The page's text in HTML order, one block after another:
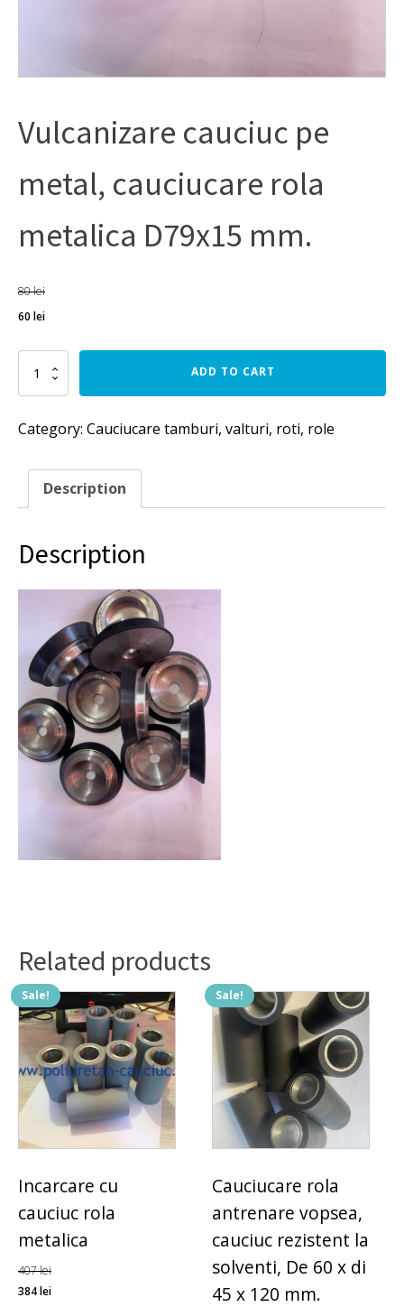
Vulcanizare cauciuc pe
metal, cauciucare rola
metalica D79x15 mm.
80lei
60 lei
Vulcanizare
cauciuc
pe
cauciucare
metalica
D79x15
mm.
ADD TO CART
Category: Cauciucare tamburi, valturi, roti, role
Description
Description
Related products
Sale!
Incarcare cu
cauciuc rola
metalica
407lei
384lei
Sale!
Cauciucare rola
antrenare vopsea,
cauciuc rezistent la
solventi, De 60 x di
45 x 120 mm.